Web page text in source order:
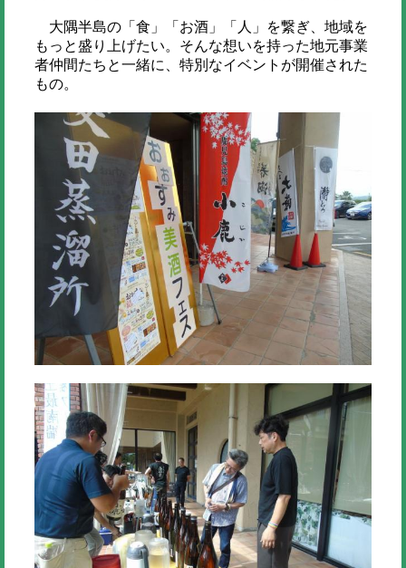
大隅半島の「食」「お酒」「人」を繋ぎ、地域を
もっと盛り上げたい。そんな想いを持った地元事業
者仲間たちと一緒に、特別なイベントが開催された
もの。